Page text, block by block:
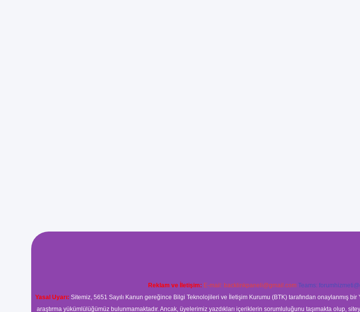
Reklam ve İletişim: E-mail: backlinkpaneli@gmail.com Teams:
Yasal Uyarı: Sitemiz, 5651 Sayılı Kanun gereğince Bilgi Teknolojileri ve İletişim Kurumu (BTK) tarafından onaylanmış
araştırma yükümlülüğümüz bulunmamaktadır. Ancak, üyelerimiz yazdıkları içeriklerin sorumluluğunu taşımakta olup,